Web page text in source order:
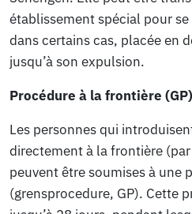
établissement spécial pour
dans certains cas, placée en
jusqu’à son expulsion.
Procédure à la frontière (GP)
Les personnes qui
directement à la frontière
peuvent être soumises à une
(grensprocedure, GP). Cette